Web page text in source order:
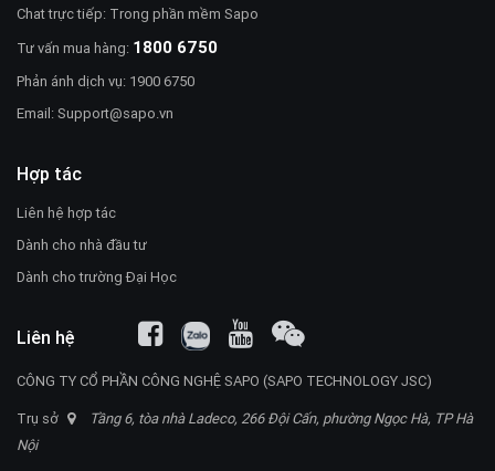
Chat trực tiếp: Trong phần mềm Sapo
Tư vấn mua hàng: 1800 6750
Phản ánh dịch vụ: 1900 6750
Email:Support@sapo.vn
Hợp tác
Liên hệ hợp tác
Dành cho nhà đầu tư
Dành cho trường Đại Học
Liên hệ
CÔNG TY CỔ PHẦN CÔNG NGHỆ SAPO (SAPO TECHNOLOGY JSC)
Trụ sở
Tầng 6, tòa nhà Ladeco, 266 Đội Cấn, phường Ngọc Hà, TP Hà
Nội